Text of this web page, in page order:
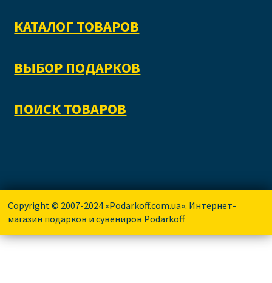
КАТАЛОГ ТОВАРОВ
ВЫБОР ПОДАРКОВ
ПОИСК ТОВАРОВ
Copyright © 2007-2024 «Podarkoff.com.ua». Интернет-
магазин подарков и сувениров Podarkoff